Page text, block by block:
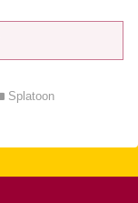
Splatoon